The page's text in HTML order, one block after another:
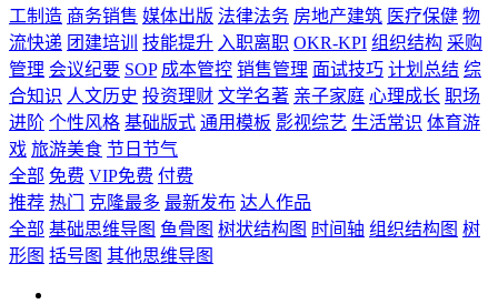
工制造 商务销售 媒体出版 法律法务 房地产建筑 医疗保健 物
流快递 团建培训 技能提升 入职离职 OKR-KPI 组织结构 采购
管理 会议纪要 SOP 成本管控 销售管理 面试技巧 计划总结 综
合知识 人文历史 投资理财 文学名著 亲子家庭 心理成长 职场
进阶 个性风格 基础版式 通用模板 影视综艺 生活常识 体育游
戏 旅游美食 节日节气
全部 免费 VIP免费 付费
推荐 热门 克隆最多 最新发布 达人作品
全部 基础思维导图 鱼骨图 树状结构图 时间轴 组织结构图 树
形图 括号图 其他思维导图